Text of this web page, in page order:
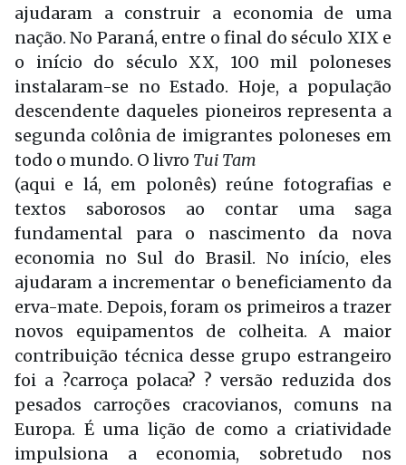
ajudaram a construir a economia de uma
nação. No Paraná, entre o final do século XIX e
o início do século XX, 100 mil poloneses
instalaram-se no Estado. Hoje, a população
descendente daqueles pioneiros representa a
segunda colônia de imigrantes poloneses em
todo o mundo. O livro Tui Tam
(aqui e lá, em polonês) reúne fotografias e
textos saborosos ao contar uma saga
fundamental para o nascimento da nova
economia no Sul do Brasil. No início, eles
ajudaram a incrementar o beneficiamento da
erva-mate. Depois, foram os primeiros a trazer
novos equipamentos de colheita. A maior
contribuição técnica desse grupo estrangeiro
foi a ?carroça polaca? ? versão reduzida dos
pesados carroções cracovianos, comuns na
Europa. É uma lição de como a criatividade
impulsiona a economia, sobretudo nos